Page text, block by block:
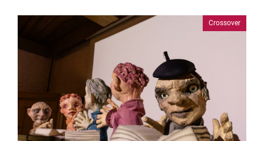
Crossover